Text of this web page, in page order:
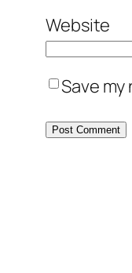
Website
Save